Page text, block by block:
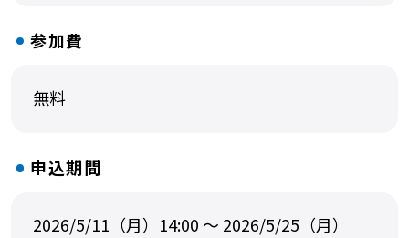
参加費
無料
申込期間
2026/5/11（月）14:00 ～ 2026/5/25（月）